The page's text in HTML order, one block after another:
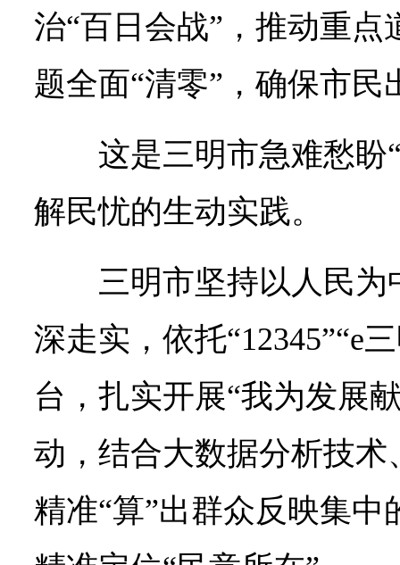
治“百日会战”，推动重
题全面“清零”，确保市民
这是三明市急难愁盼
解民忧的生动实践。
三明市坚持以人民
深走实，依托“12345”“e
台，扎实开展“我为发展
动，结合大数据分析技
精准“算”出群众反映集中